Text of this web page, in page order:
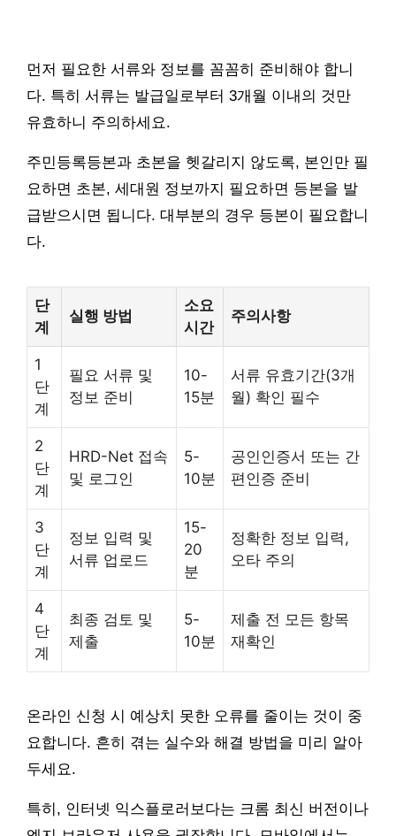
먼저 필요한 서류와 정보를 꼼꼼히 준비해야 합니
다. 특히 서류는 발급일로부터 3개월 이내의 것만
유효하니 주의하세요.
주민등록등본과 초본을 헷갈리지 않도록, 본인만 필
요하면 초본, 세대원 정보까지 필요하면 등본을 발
급받으시면 됩니다. 대부분의 경우 등본이 필요합니
다.
단
계
실행 방법
소요
시간
주의사항
1
단
계
필요 서류 및
정보 준비
10-
15분
서류 유효기간(3개
월) 확인 필수
2
단
계
HRD-Net 접속
및 로그인
5-
10분
공인인증서 또는 간
편인증 준비
3
단
계
정보 입력 및
서류 업로드
15-
20
분
정확한 정보 입력,
오타 주의
4
단
계
최종 검토 및
제출
5-
10분
제출 전 모든 항목
재확인
온라인 신청 시 예상치 못한 오류를 줄이는 것이 중
요합니다. 흔히 겪는 실수와 해결 방법을 미리 알아
두세요.
특히, 인터넷 익스플로러보다는 크롬 최신 버전이나